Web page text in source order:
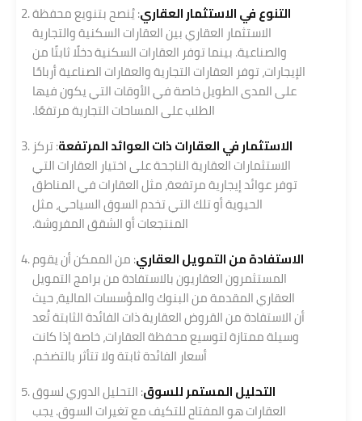
التنوع في الاستثمار العقاري: يُنصح بتنويع محفظة
الاستثمار العقاري بين العقارات السكنية والتجارية
والصناعية. بينما توفر العقارات السكنية دخلًا ثابتًا من
الإيجارات، توفر العقارات التجارية والعقارات الصناعية أرباحًا
على المدى الطويل خاصة في الأوقات التي يكون فيها
الطلب على المساحات التجارية مرتفعًا.
الاستثمار في العقارات ذات العوائد المرتفعة: تركز
الاستثمارات العقارية الناجحة على اختيار العقارات التي
توفر عوائد إيجارية مرتفعة، مثل العقارات في المناطق
الحيوية أو تلك التي تخدم السوق السياحي، مثل
المنتجعات أو الشقق المفروشة.
الاستفادة من التمويل العقاري: من الممكن أن يقوم
المستثمرون العقاريون بالاستفادة من برامج التمويل
العقاري المقدمة من البنوك والمؤسسات المالية، حيث
أن الاستفادة من القروض العقارية ذات الفائدة الثابتة تُعد
وسيلة ممتازة لتوسيع محفظة العقارات، خاصة إذا كانت
أسعار الفائدة ثابتة ولا تتأثر بالتضخم.
التحليل المستمر للسوق: التحليل الدوري لسوق
العقارات هو المفتاح للتكيف مع تغيرات السوق. يجب